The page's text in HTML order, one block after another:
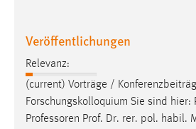
Veröffentlichungen
Relevanz:
(current) Vorträge /
Forschungskolloquium Sie sind hier:
Professoren Prof. Dr. rer. pol. habil.
Vimeo